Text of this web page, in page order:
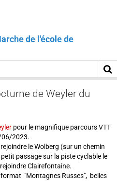
de l'école de
de Weyler du
pour le magnifique parcours VTT
06/2023.
le Wolberg (sur un chemin
passage sur la piste cyclable le
Clairefontaine.
"Montagnes Russes", belles